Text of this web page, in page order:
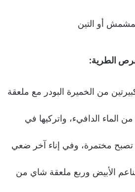
أو التين
الطرية:
من الخميرة البودر مع ملعقة
الماء الدافيء، واتركيها في
مختمرة، وفي إناء آخر ضعي
الأبيض وربع ملعقة شاي من